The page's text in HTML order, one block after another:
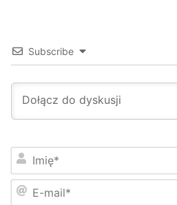
Poprzez prowadzone prelekcje
uczniom, że przekonanie, iż
rozwoju prawie każdy nowotwór
Niepokojący jest jednak fakt, że
leczenie podejmuje zaledwie 20%
Subscribe